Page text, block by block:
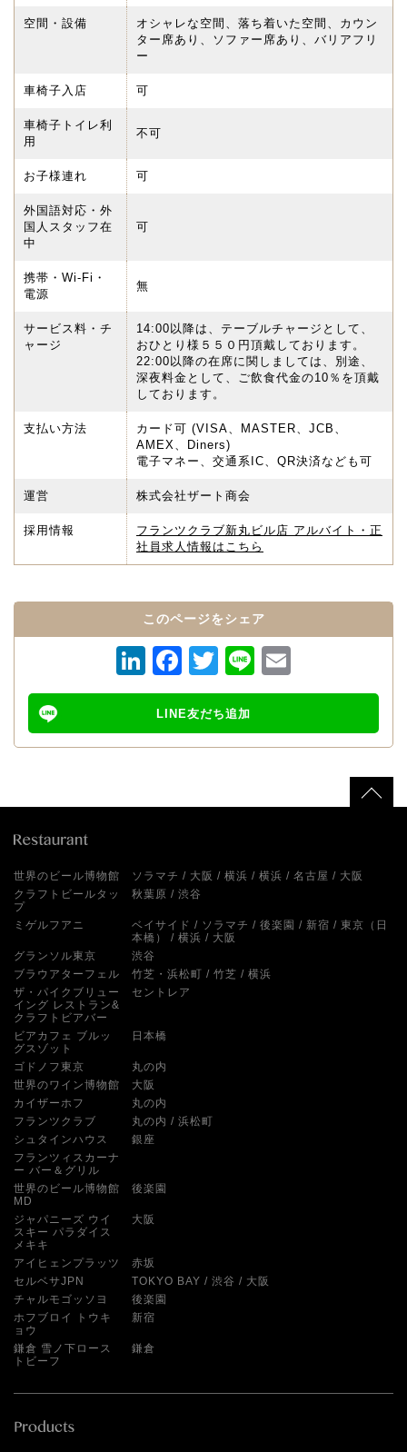
空間・設備
オシャレな空間、落ち着いた空間、カウン
ター席あり、ソファー席あり、バリアフリ
ー
車椅子入店 可
車椅子トイレ利
用
不可
お子様連れ 可
外国語対応・外
国人スタッフ在
中
可
携帯・Wi-Fi・
電源
無
サービス料・チ
ャージ
14:00以降は、テーブルチャージとして、
おひとり様５５０円頂戴しております。
22:00以降の在席に関しましては、別途、
深夜料金として、ご飲食代金の10％を頂戴
しております。
支払い方法
カード可 (VISA、MASTER、JCB、
AMEX、Diners)
電子マネー、交通系IC、QR決済なども可
運営 株式会社ザート商会
採用情報
フランツクラブ新丸ビル店 アルバイト・正
社員求人情報はこちら
このページをシェア
LinkedIn
Facebook
Twitter
Line
LINE友だち追加
世界のビール博物館 ソラマチ 大阪 横浜 横浜 名古屋
大阪
クラフトビールタッ
プ
秋葉原 渋谷
ミゲルフアニ ベイサイド ソラマチ 後楽園 新宿
東京（日
本橋）
横浜
大阪
グランソル東京
渋谷
ブラウアターフェル
竹芝・浜松町 竹芝
横浜
ザ・パイクブリュー
イング レストラン&
クラフトビアバー
セントレア
ビアカフェ ブルッ
グスゾット
日本橋
ゴドノフ東京
丸の内
世界のワイン博物館
大阪
カイザーホフ
丸の内
フランツクラブ
丸の内
浜松町
シュタインハウス
銀座
フランツィスカーナ
ー バー＆グリル
世界のビール博物館
MD
後楽園
ジャパニーズ ウイ
スキー パラダイス
メキキ
大阪
アイヒェンプラッツ
赤坂
セルベサJPN
TOKYO BAY 渋谷
大阪
チャルモゴッソヨ
後楽園
ホフブロイ トウキ
ョウ
新宿
鎌倉 雪ノ下ロース
トビーフ
鎌倉